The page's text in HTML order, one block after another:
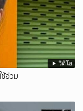
วิดีโอ
อ่วม